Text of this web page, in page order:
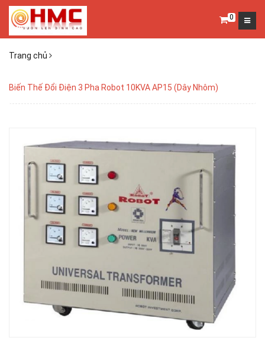
0
Trang chủ
Biến Thế Đổi Điện 3 Pha Robot 10KVA AP15 (Dây Nhôm)